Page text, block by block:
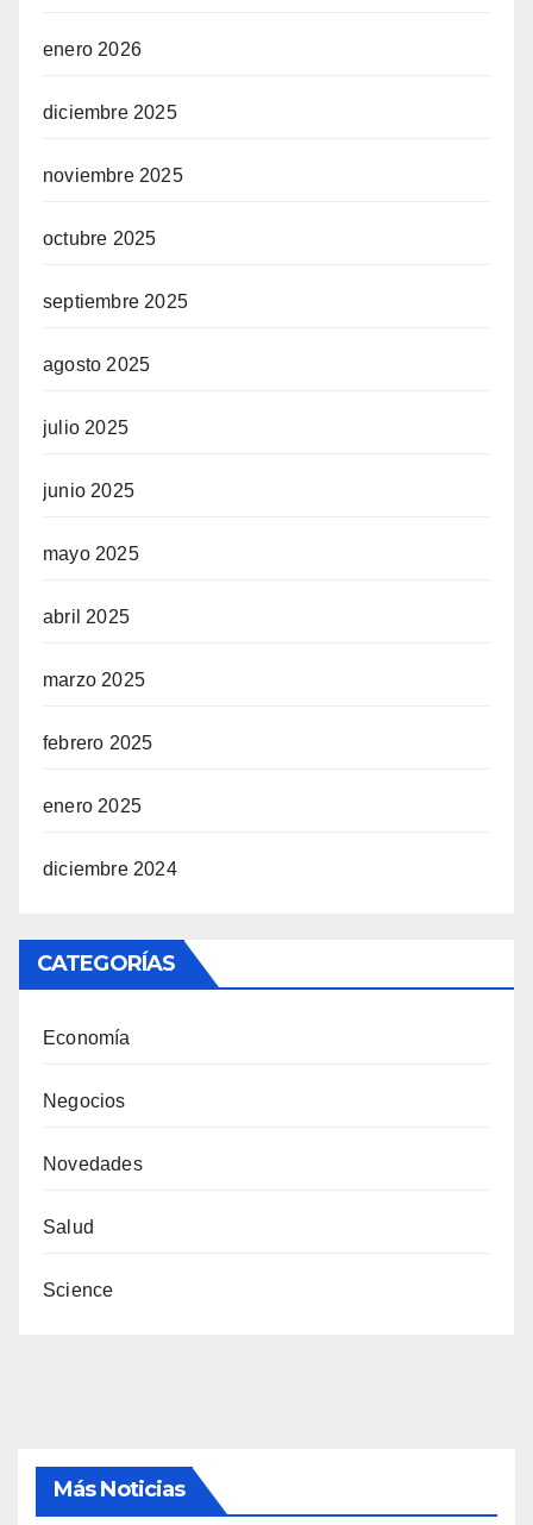
enero 2026
diciembre 2025
noviembre 2025
octubre 2025
septiembre 2025
agosto 2025
julio 2025
junio 2025
mayo 2025
abril 2025
marzo 2025
febrero 2025
enero 2025
diciembre 2024
CATEGORÍAS
Economía
Negocios
Novedades
Salud
Science
Más Noticias